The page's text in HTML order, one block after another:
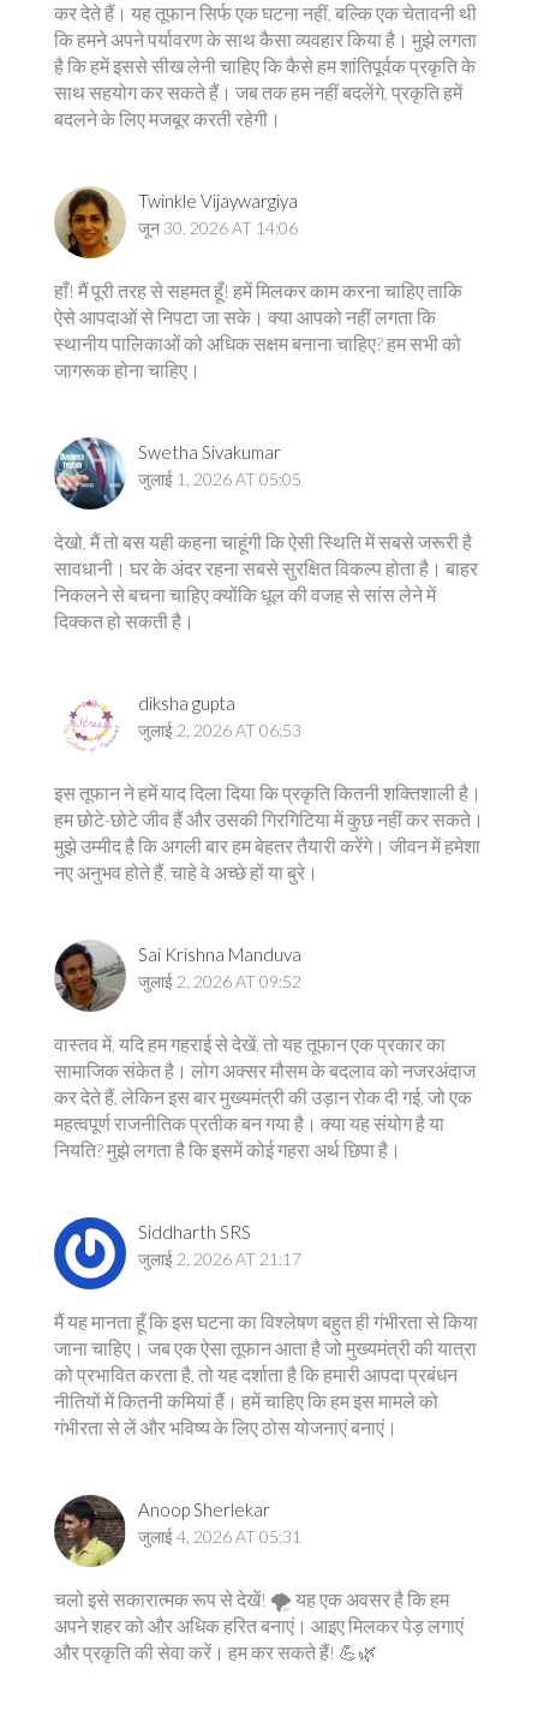
कर देते हैं। यह तूफान सिर्फ एक घटना नहीं, बल्कि एक चेतावनी थी
कि हमने अपने पर्यावरण के साथ कैसा व्यवहार किया है। मुझे लगता
है कि हमें इससे सीख लेनी चाहिए कि कैसे हम शांतिपूर्वक प्रकृति के
साथ सहयोग कर सकते हैं। जब तक हम नहीं बदलेंगे, प्रकृति हमें
बदलने के लिए मजबूर करती रहेगी।
Twinkle Vijaywargiya
जून 30, 2026 AT 14:06
हाँ! मैं पूरी तरह से सहमत हूँ! हमें मिलकर काम करना चाहिए ताकि
ऐसे आपदाओं से निपटा जा सके। क्या आपको नहीं लगता कि
स्थानीय पालिकाओं को अधिक सक्षम बनाना चाहिए? हम सभी को
जागरूक होना चाहिए।
Swetha Sivakumar
जुलाई 1, 2026 AT 05:05
देखो, मैं तो बस यही कहना चाहूंगी कि ऐसी स्थिति में सबसे जरूरी है
सावधानी। घर के अंदर रहना सबसे सुरक्षित विकल्प होता है। बाहर
निकलने से बचना चाहिए क्योंकि धूल की वजह से सांस लेने में
दिक्कत हो सकती है।
diksha gupta
जुलाई 2, 2026 AT 06:53
इस तूफान ने हमें याद दिला दिया कि प्रकृति कितनी शक्तिशाली है।
हम छोटे-छोटे जीव हैं और उसकी गिरगिटिया में कुछ नहीं कर सकते।
मुझे उम्मीद है कि अगली बार हम बेहतर तैयारी करेंगे। जीवन में हमेशा
नए अनुभव होते हैं, चाहे वे अच्छे हों या बुरे।
Sai Krishna Manduva
जुलाई 2, 2026 AT 09:52
वास्तव में, यदि हम गहराई से देखें, तो यह तूफान एक प्रकार का
सामाजिक संकेत है। लोग अक्सर मौसम के बदलाव को नजरअंदाज
कर देते हैं, लेकिन इस बार मुख्यमंत्री की उड़ान रोक दी गई, जो एक
महत्वपूर्ण राजनीतिक प्रतीक बन गया है। क्या यह संयोग है या
नियति? मुझे लगता है कि इसमें कोई गहरा अर्थ छिपा है।
Siddharth SRS
जुलाई 2, 2026 AT 21:17
मैं यह मानता हूँ कि इस घटना का विश्लेषण बहुत ही गंभीरता से किया
जाना चाहिए। जब एक ऐसा तूफान आता है जो मुख्यमंत्री की यात्रा
को प्रभावित करता है, तो यह दर्शाता है कि हमारी आपदा प्रबंधन
नीतियों में कितनी कमियां हैं। हमें चाहिए कि हम इस मामले को
गंभीरता से लें और भविष्य के लिए ठोस योजनाएं बनाएं।
Anoop Sherlekar
जुलाई 4, 2026 AT 05:31
चलो इसे सकारात्मक रूप से देखें! 🌪️ यह एक अवसर है कि हम
अपने शहर को और अधिक हरित बनाएं। आइए मिलकर पेड़ लगाएं
और प्रकृति की सेवा करें। हम कर सकते हैं! 💪🌿